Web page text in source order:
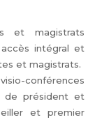
et magistrats
intégral et
et magistrats.
conférences
de président et
et premier